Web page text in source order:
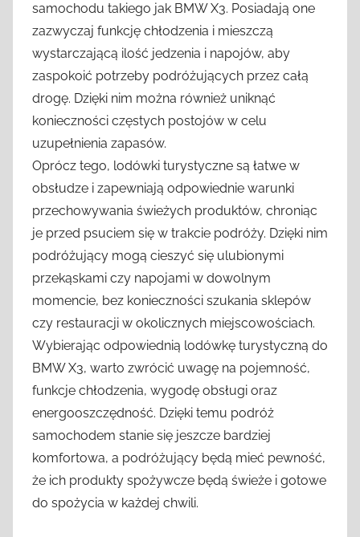
samochodu takiego jak BMW X3. Posiadają one
zazwyczaj funkcję chłodzenia i mieszczą
wystarczającą ilość jedzenia i napojów, aby
zaspokoić potrzeby podróżujących przez całą
drogę. Dzięki nim można również uniknąć
konieczności częstych postojów w celu
uzupełnienia zapasów.
Oprócz tego, lodówki turystyczne są łatwe w
obsłudze i zapewniają odpowiednie warunki
przechowywania świeżych produktów, chroniąc
je przed psuciem się w trakcie podróży. Dzięki nim
podróżujący mogą cieszyć się ulubionymi
przekąskami czy napojami w dowolnym
momencie, bez konieczności szukania sklepów
czy restauracji w okolicznych miejscowościach.
Wybierając odpowiednią lodówkę turystyczną do
BMW X3, warto zwrócić uwagę na pojemność,
funkcje chłodzenia, wygodę obsługi oraz
energooszczędność. Dzięki temu podróż
samochodem stanie się jeszcze bardziej
komfortowa, a podróżujący będą mieć pewność,
że ich produkty spożywcze będą świeże i gotowe
do spożycia w każdej chwili.